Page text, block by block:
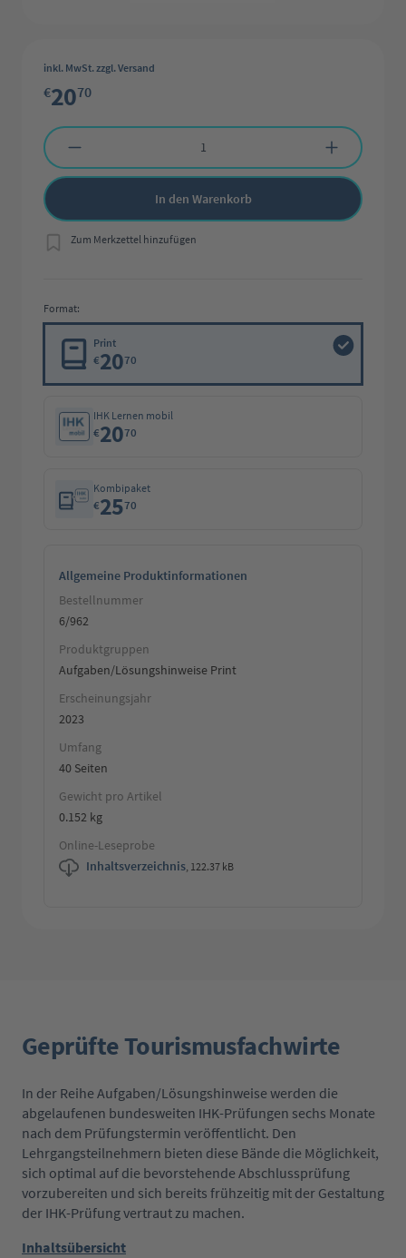
inkl. MwSt. zzgl. Versand
€2070
Produkt Anzahl: Gib den gewünschten Wert ein oder benutze die
In den Warenkorb
Zum Merkzettel hinzufügen
Format:
Print
€2070
IHK Lernen mobil
€2070
Kombipaket
€2570
Allgemeine Produktinformationen
Bestellnummer
6/962
Produktgruppen
Aufgaben/Lösungshinweise Print
Erscheinungsjahr
2023
Umfang
40 Seiten
Gewicht pro Artikel
0.152 kg
Online-Leseprobe
Inhaltsverzeichnis, 122.37 kB
Geprüfte Tourismusfachwirte
In der Reihe Aufgaben/Lösungshinweise werden die
abgelaufenen bundesweiten IHK-Prüfungen sechs Monate
nach dem Prüfungstermin veröffentlicht. Den
Lehrgangsteilnehmern bieten diese Bände die Möglichkeit,
sich optimal auf die bevorstehende Abschlussprüfung
vorzubereiten und sich bereits frühzeitig mit der Gestaltung
der IHK-Prüfung vertraut zu machen.
Inhaltsübersicht